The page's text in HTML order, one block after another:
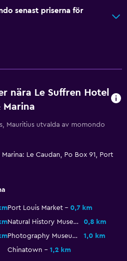
senast priserna för
nära Le Suffren Hotel
Marina
Mauritius utvalda av momondo
Le Caudan, Po Box 91, Port
Port Louis Market
0,7 km
Natural History Museum
0,8 km
Photography Museum
1,0 km
Chinatown 1,2 km